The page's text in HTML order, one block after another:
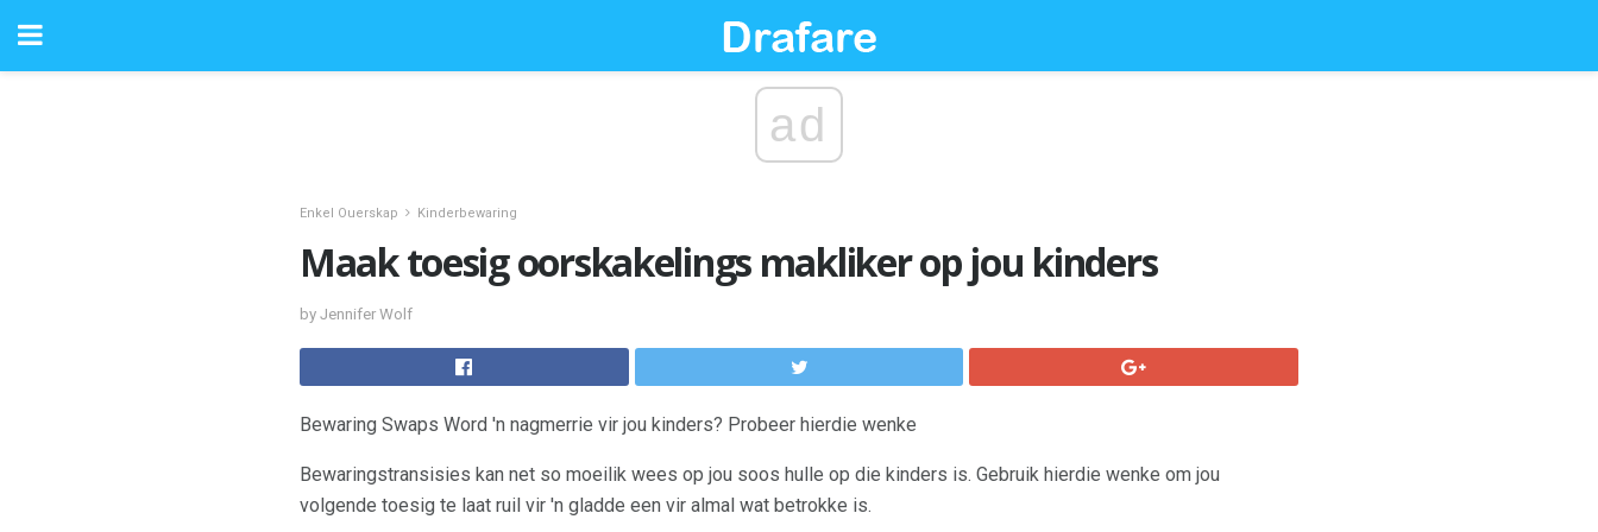
ad
Enkel Ouerskap Kinderbewaring
Maak toesig oorskakelings makliker op jou kinders
by Jennifer Wolf
Bewaring Swaps Word 'n nagmerrie vir jou kinders? Probeer hierdie wenke
Bewaringstransisies kan net so moeilik wees op jou soos hulle op die kinders is. Gebruik hierdie wenke om jou
volgende toesig te laat ruil vir 'n gladde een vir almal wat betrokke is.